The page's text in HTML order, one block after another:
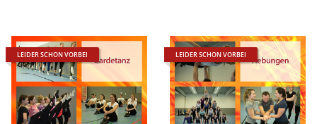
LEIDER SCHON VORBEI LEIDER SCHON VORBEI